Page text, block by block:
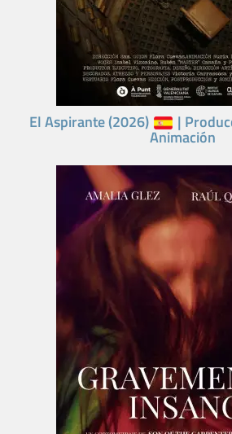
El Aspirante (2026) |
Animación